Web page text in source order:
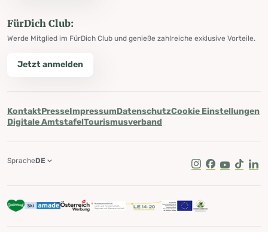
FürDich Club:
Werde Mitglied im FürDich Club und genieße zahlreiche exklusive Vorteile.
Jetzt anmelden
KontaktPresseImpressumDatenschutzCookie Einstellungen
Digitale AmtstafelTourismusverband
Instagram
Facebook
Youtube
Tik Tok
SpracheDE